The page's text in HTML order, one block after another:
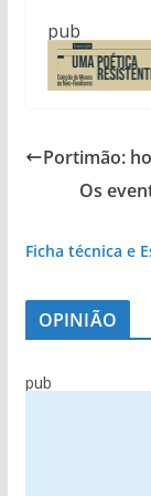
pub
Portimão:
Os
Ficha técnica e
OPINIÃO
pub